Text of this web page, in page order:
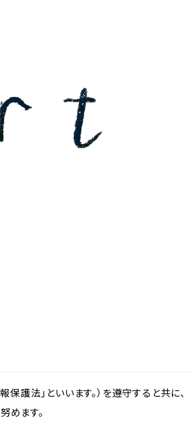
護法」といいます。）を遵守すると共に、
めます。